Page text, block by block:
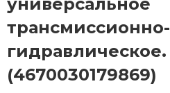
трансмиссионно-
гидравлическое.
(4670030179869)